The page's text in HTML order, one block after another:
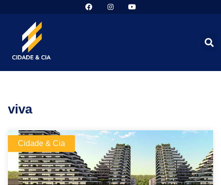
viva
Cidade & Cia